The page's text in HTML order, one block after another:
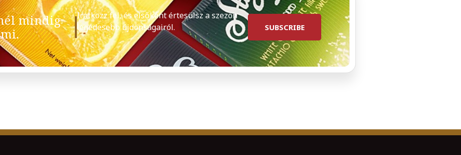
mindig
Iratkozz fel, és elsőként értesülsz a szezon
legédesebb újdonságairól.
SUBSCRIBE